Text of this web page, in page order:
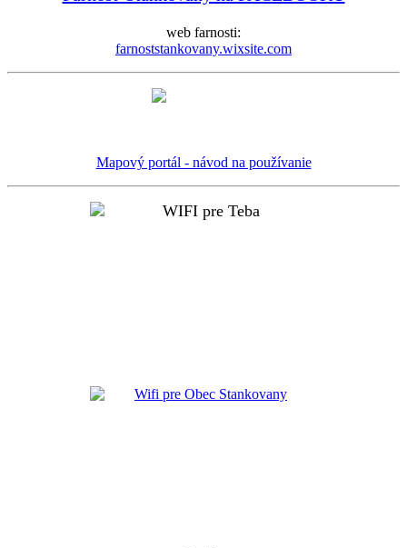
web farnosti:
farnoststankovany.wixsite.com
Mapový portál - návod na používanie